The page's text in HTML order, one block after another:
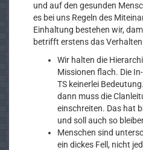
und auf den gesunden
es bei uns Regeln des
Einhaltung bestehen wir,
betrifft erstens das
Wir halten die
Missionen flach. Die
TS keinerlei
dann muss die
einschreiten. Das hat
und soll auch so
Menschen sind
ein dickes Fell, nicht